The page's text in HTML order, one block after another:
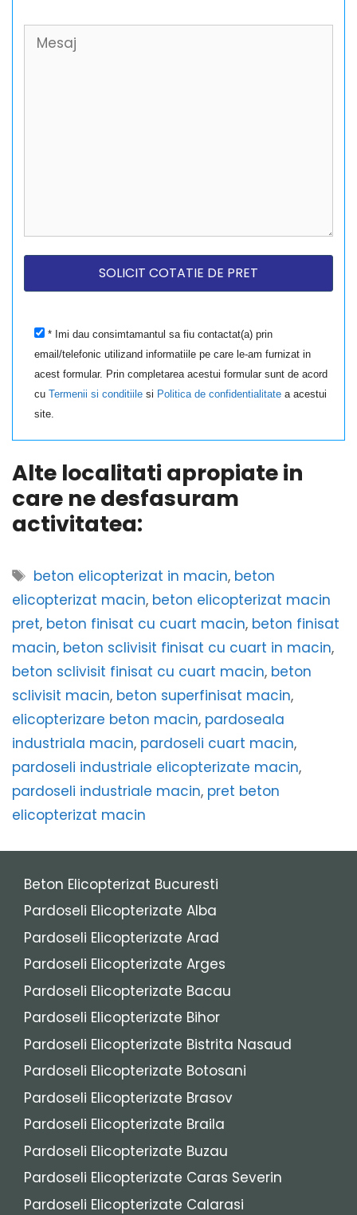
* Imi dau consimtamantul sa fiu contactat(a) prin
email/telefonic utilizand informatiile pe care le-am furnizat in
acest formular. Prin completarea acestui formular sunt de acord
cuTermenii si conditiile si Politica de confidentialitate a acestui
site.
Alte localitati apropiate in
care ne desfasuram
activitatea:
Etichete
beton elicopterizat in macin, beton
elicopterizat macin, beton elicopterizat macin
pret, beton finisat cu cuart macin, beton finisat
macin, beton sclivisit finisat cu cuart in macin,
beton sclivisit finisat cu cuart macin, beton
sclivisit macin, beton superfinisat macin,
elicopterizare beton macin, pardoseala
industriala macin, pardoseli cuart macin,
pardoseli industriale elicopterizate macin,
pardoseli industriale macin, pret beton
elicopterizat macin
Beton Elicopterizat Bucuresti
Pardoseli Elicopterizate Alba
Pardoseli Elicopterizate Arad
Pardoseli Elicopterizate Arges
Pardoseli Elicopterizate Bacau
Pardoseli Elicopterizate Bihor
Pardoseli Elicopterizate Bistrita Nasaud
Pardoseli Elicopterizate Botosani
Pardoseli Elicopterizate Brasov
Pardoseli Elicopterizate Braila
Pardoseli Elicopterizate Buzau
Pardoseli Elicopterizate Caras Severin
Pardoseli Elicopterizate Calarasi